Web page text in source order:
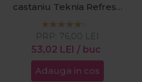
castaniu Teknia Refresh
Cocoa Brown 300ml
53,02 LEI / buc
PRP: 76,00 LEI
Adauga in cos